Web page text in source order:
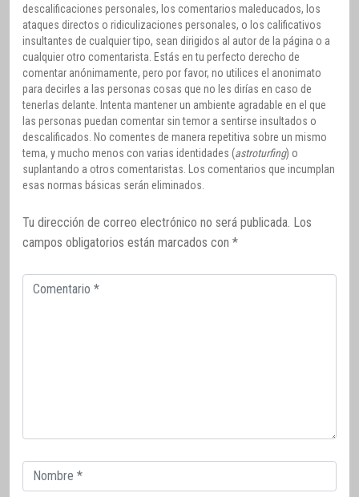
descalificaciones personales, los comentarios maleducados, los
ataques directos o ridiculizaciones personales, o los calificativos
insultantes de cualquier tipo, sean dirigidos al autor de la página o a
cualquier otro comentarista. Estás en tu perfecto derecho de
comentar anónimamente, pero por favor, no utilices el anonimato
para decirles a las personas cosas que no les dirías en caso de
tenerlas delante. Intenta mantener un ambiente agradable en el que
las personas puedan comentar sin temor a sentirse insultados o
descalificados. No comentes de manera repetitiva sobre un mismo
tema, y mucho menos con varias identidades (astroturfing) o
suplantando a otros comentaristas. Los comentarios que incumplan
esas normas básicas serán eliminados.
Tu dirección de correo electrónico no será publicada. Los
campos obligatorios están marcados con *
Comentario
Correo
electrónico